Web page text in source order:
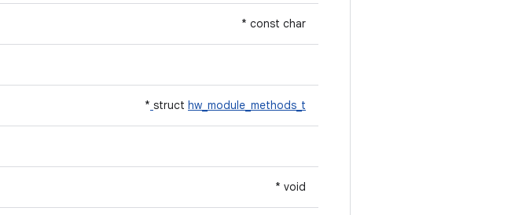
const char *
struct hw_module_methods_t
*
void *